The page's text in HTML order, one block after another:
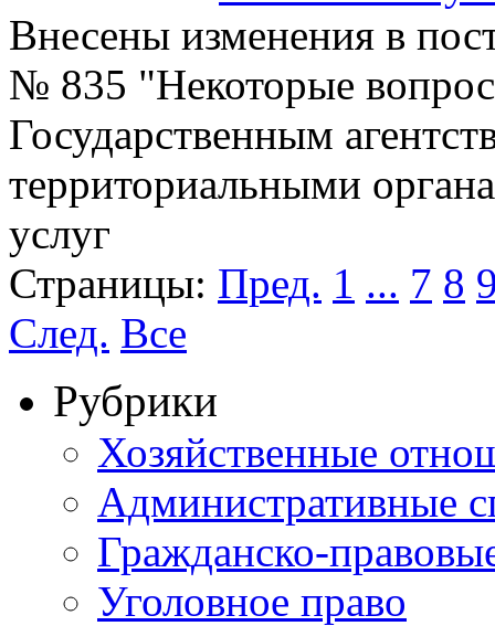
Внесены изменения в
№ 835 "Некоторые
Государственным
территориальными
услуг
Страницы: Пред. 1 ... 7 8
След. Все
Рубрики
Хозяйственные
Административные
Гражданско-
Уголовное право